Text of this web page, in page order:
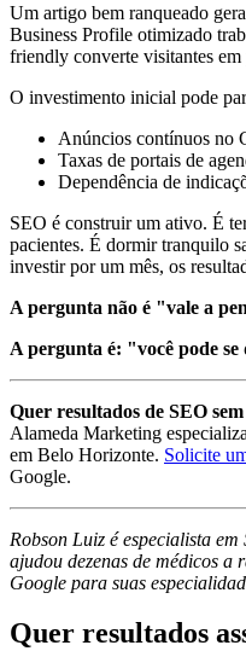
Um artigo bem ranqueado
Business Profile otimizado
friendly converte visitantes
O investimento inicial pode
Anúncios contínuos no
Taxas de portais de
Dependência de
SEO é construir um ativo. É
pacientes. É dormir tranquilo
investir por um mês, os
A pergunta não é "vale a
A pergunta é: "você pode
Quer resultados de SEO
Alameda Marketing
em Belo Horizonte. Solicite
Google.
Robson Luiz é especialista
ajudou dezenas de médicos
Google para suas
Quer resultados